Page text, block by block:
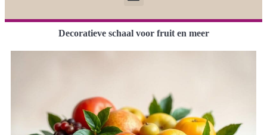
Decoratieve schaal voor fruit en meer